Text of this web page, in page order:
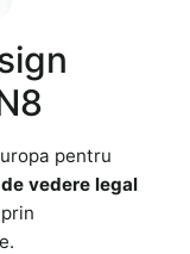
pentru
vedere legal